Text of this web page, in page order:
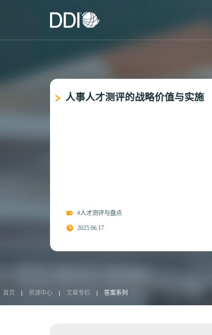
人事人才测评的战略价值与实施
#人才测评与盘点
2025.06.17
首页 资源中心 文章专栏 答案系列